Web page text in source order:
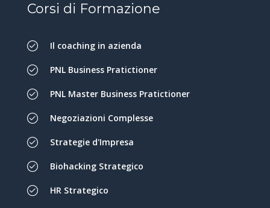
Corsi di Formazione
Il coaching in azienda
PNL Business Pratictioner
PNL Master Business Pratictioner
Negoziazioni Complesse
Strategie d'Impresa
Biohacking Strategico
HR Strategico